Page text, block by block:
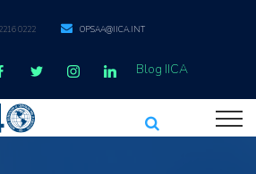
0222 OPSAA@IICA.INT
Blog IICA